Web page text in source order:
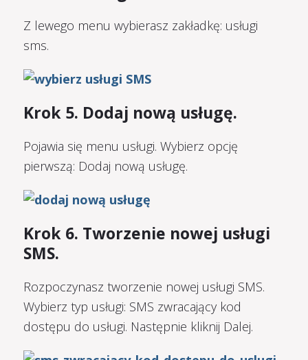
Z lewego menu wybierasz zakładkę: usługi
sms.
Krok 5. Dodaj nową usługę.
Pojawia się menu usługi. Wybierz opcję
pierwszą: Dodaj nową usługę.
Krok 6. Tworzenie nowej usługi
SMS.
Rozpoczynasz tworzenie nowej usługi SMS.
Wybierz typ usługi: SMS zwracający kod
dostępu do usługi. Następnie kliknij Dalej.